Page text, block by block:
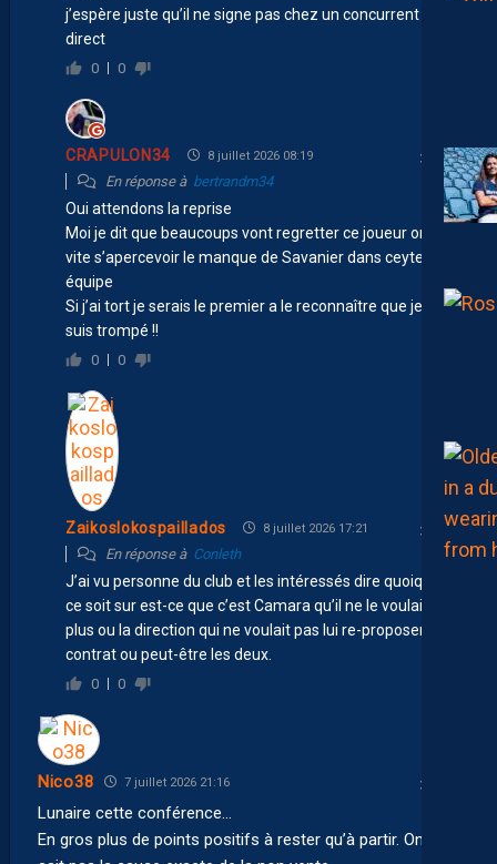
j’espère juste qu’il ne signe pas chez un concurrent
direct
0 0
CRAPULON34 8 juillet 2026 08:19
En réponse à bertrandm34
Oui attendons la reprise
Moi je dit que beaucoups vont regretter ce joueur on va
vite s’apercevoir le manque de Savanier dans ceyte
équipe
Si j’ai tort je serais le premier a le reconnaître que je me
suis trompé !!
0 0
Zaikoslokospaillados 8 juillet 2026 17:21
En réponse à Conleth
J’ai vu personne du club et les intéressés dire quoique
ce soit sur est-ce que c’est Camara qu’il ne le voulait
plus ou la direction qui ne voulait pas lui re-proposer un
contrat ou peut-être les deux.
0 0
Nico38 7 juillet 2026 21:16
Lunaire cette conférence…
En gros plus de points positifs à rester qu’à partir. On ne